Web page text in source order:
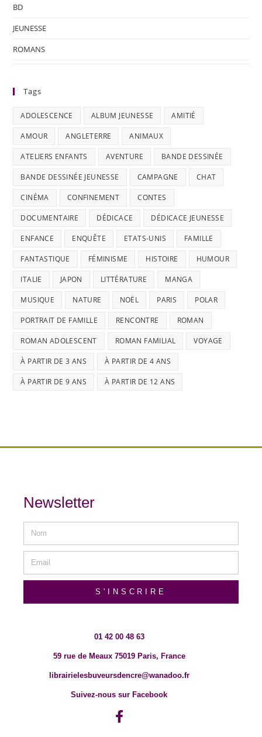
BD
JEUNESSE
ROMANS
Tags
ADOLESCENCE ALBUM JEUNESSE AMITIÉ
AMOUR ANGLETERRE ANIMAUX
ATELIERS ENFANTS AVENTURE BANDE DESSINÉE
BANDE DESSINÉE JEUNESSE CAMPAGNE CHAT
CINÉMA CONFINEMENT CONTES
DOCUMENTAIRE DÉDICACE DÉDICACE JEUNESSE
ENFANCE ENQUÊTE ETATS-UNIS FAMILLE
FANTASTIQUE FÉMINISME HISTOIRE HUMOUR
ITALIE JAPON LITTÉRATURE MANGA
MUSIQUE NATURE NOËL PARIS POLAR
PORTRAIT DE FAMILLE RENCONTRE ROMAN
ROMAN ADOLESCENT ROMAN FAMILIAL VOYAGE
À PARTIR DE 3 ANS À PARTIR DE 4 ANS
À PARTIR DE 9 ANS À PARTIR DE 12 ANS
Newsletter
S'INSCRIRE
01 42 00 48 63
59 rue de Meaux 75019 Paris, France
librairielesbuveursdencre@wanadoo.fr
Suivez-nous sur Facebook